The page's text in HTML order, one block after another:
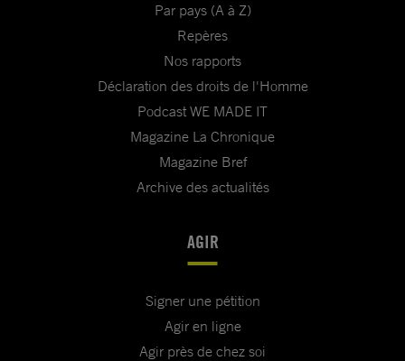
Par pays (A à Z)
Repères
Nos rapports
Déclaration des droits de l'Homme
Podcast WE MADE IT
Magazine La Chronique
Magazine Bref
Archive des actualités
AGIR
Signer une pétition
Agir en ligne
Agir près de chez soi